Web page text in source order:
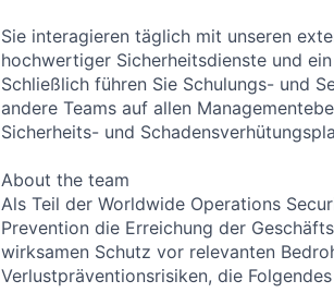
Sie interagieren täglich mit unseren
hochwertiger Sicherheitsdienste und
Schließlich führen Sie Schulungs- und
andere Teams auf allen
Sicherheits- und
About the team
Als Teil der Worldwide Operations
Prevention die Erreichung der
wirksamen Schutz vor relevanten
Verlustpräventionsrisiken, die